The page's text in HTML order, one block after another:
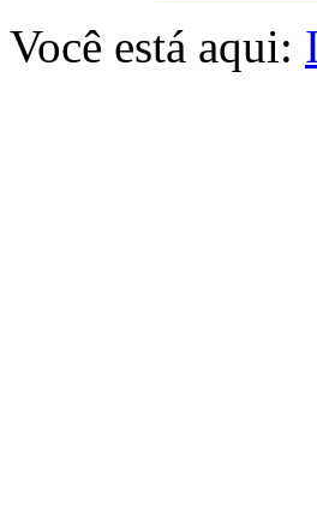
Você está aqui: